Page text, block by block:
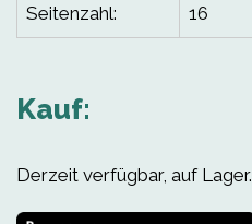
Seitenzahl: 16
Kauf:
Derzeit verfügbar, auf Lager.